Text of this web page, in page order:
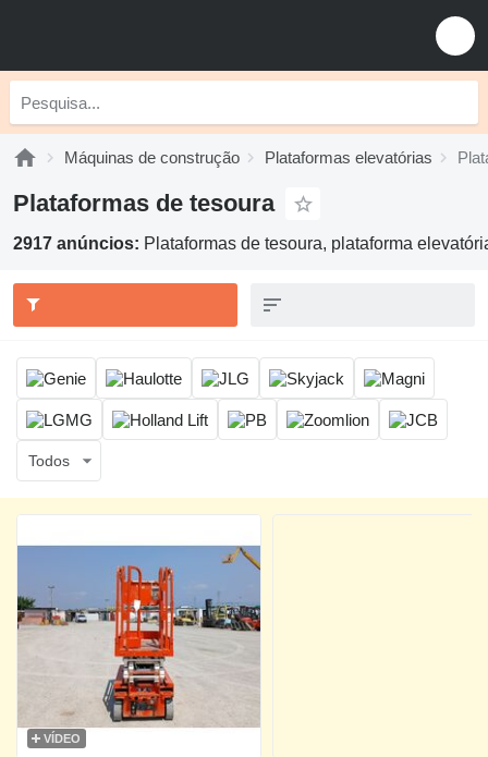
Máquinas de construção Plataformas elevatórias
Plataformas de tesoura
2917 anúncios: Plataformas de tesoura, plataforma
Todos
VÍDEO